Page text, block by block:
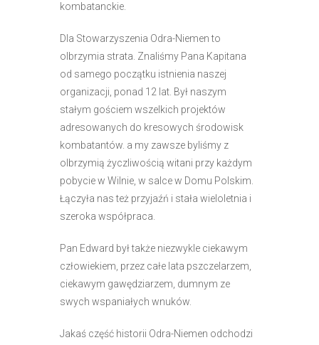
kombatanckie.
Dla Stowarzyszenia Odra-Niemen to
olbrzymia strata. Znaliśmy Pana Kapitana
od samego początku istnienia naszej
organizacji, ponad 12 lat. Był naszym
stałym gościem wszelkich projektów
adresowanych do kresowych środowisk
kombatantów. a my zawsze byliśmy z
olbrzymią życzliwością witani przy każdym
pobycie w Wilnie, w salce w Domu Polskim.
Łączyła nas też przyjaźń i stała wieloletnia i
szeroka współpraca.
Pan Edward był także niezwykle ciekawym
człowiekiem, przez całe lata pszczelarzem,
ciekawym gawędziarzem, dumnym ze
swych wspaniałych wnuków.
Jakaś część historii Odra-Niemen odchodzi